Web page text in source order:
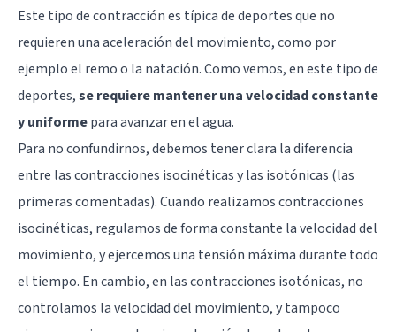
Este tipo de contracción es típica de deportes que no
requieren una aceleración del movimiento, como por
ejemplo el remo o la natación. Como vemos, en este tipo de
deportes,se requiere mantener una velocidad constante
y uniformepara avanzar en el agua.
Para no confundirnos, debemos tener clara la diferencia
entre las contracciones isocinéticas y las isotónicas (las
primeras comentadas). Cuando realizamos contracciones
isocinéticas, regulamos de forma constante la velocidad del
movimiento, y ejercemos una tensión máxima durante todo
el tiempo. En cambio, en las contracciones isotónicas, no
controlamos la velocidad del movimiento, y tampoco